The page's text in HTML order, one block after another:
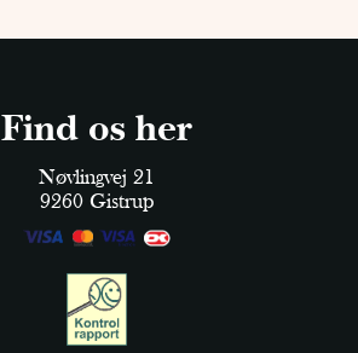
Find os her
Nøvlingvej 21
9260 Gistrup